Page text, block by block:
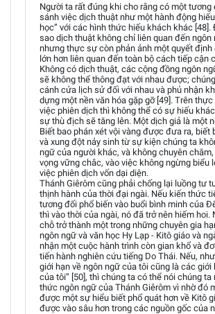
Người ta rất đúng khi cho rằng có một tương
sánh việc dịch thuật như một hành động
học” với các hình thức hiếu khách khác [48].
sao dịch thuật không chỉ liên quan đến ngôn
nhưng thực sự còn phản ảnh một quyết
lớn hơn liên quan đến toàn bộ cách tiếp cận
Không có dịch thuật, các cộng đồng ngôn
sẽ không thể thông đạt với nhau được;
cánh cửa lịch sử đối với nhau và phủ nhận
dựng một nền văn hóa gặp gỡ [49]. Trên
việc phiên dịch thì không thể có sự hiếu
sự thù địch sẽ tăng lên. Một dịch giả là một
Biết bao phán xét vội vàng được đưa ra, biết
và xung đột nảy sinh từ sự kiện chúng ta
ngữ của người khác, và không chuyên
vọng vững chắc, vào việc không ngừng biểu
việc phiên dịch vốn dại diện.
Thánh Giêrôm cũng phải chống lại luồng tư
thịnh hành của thời đại ngài. Nếu kiến thức
tương đối phổ biến vào buổi bình minh của
thì vào thời của ngài, nó đã trở nên hiếm hoi.
chỗ trở thành một trong những chuyên gia
ngôn ngữ và văn học Hy Lạp - Kitô giáo và
nhận một cuộc hành trình còn gian khổ và
tiến hành nghiên cứu tiếng Do Thái. Nếu,
giới hạn về ngôn ngữ của tôi cũng là các giới
của tôi” [50], thì chúng ta có thể nói chúng ta
thức ngôn ngữ của Thánh Giêrôm vì nhờ đó
được một sự hiểu biết phổ quát hơn về Kitô
được vào sâu hơn trong các nguồn gốc của